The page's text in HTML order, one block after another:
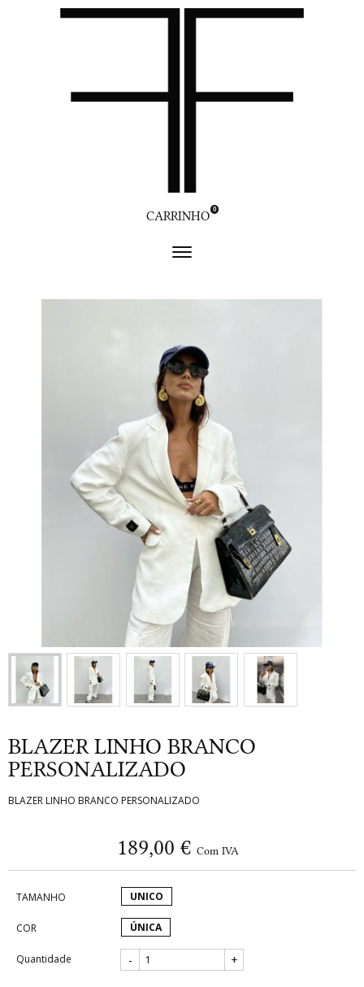
CARRINHO 0
BLAZER LINHO BRANCO
PERSONALIZADO
BLAZER LINHO BRANCO PERSONALIZADO
189,00 € Com IVA
TAMANHO UNICO
COR ÚNICA
Quantidade - +